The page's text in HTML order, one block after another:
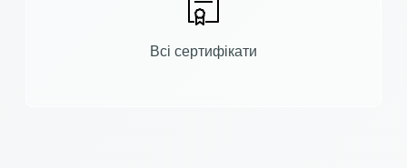
Всі сертифікати